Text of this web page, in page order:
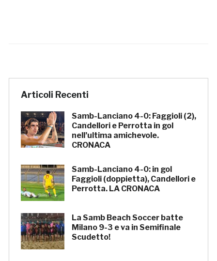
Articoli Recenti
Samb-Lanciano 4-0: Faggioli (2),
Candellori e Perrotta in gol
nell’ultima amichevole.
CRONACA
Samb-Lanciano 4-0: in gol
Faggioli (doppietta), Candellori e
Perrotta. LA CRONACA
La Samb Beach Soccer batte
Milano 9-3 e va in Semifinale
Scudetto!